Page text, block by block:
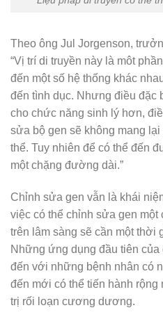
Theo ông Jul Jorgenson,
“Vị trí di truyền này là môt
đến một số hệ thống khác
đến tình dục. Nhưng điều đặc
cho chức năng sinh lý hơn,
sửa bộ gen sẽ không mang
thể. Tuy nhiên để có thể đến
một chặng đường dài.”
Chỉnh sửa gen vẫn là khái
việc có thể chỉnh sửa gen một
trên lâm sàng sẽ cần một thời
Những ứng dụng đầu tiên của
đến với những bệnh nhân có
đến mới có thể tiến hành rộng
trị rối loạn cương dương.